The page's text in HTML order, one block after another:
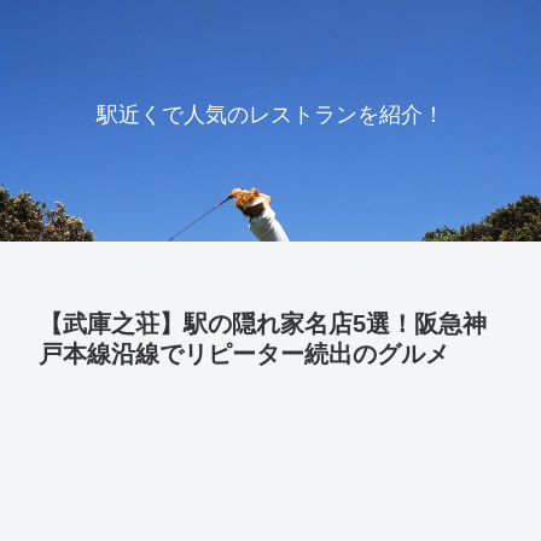
駅近くで人気のレストランを紹介！
【武庫之荘】駅の隠れ家名店5選！阪急神
戸本線沿線でリピーター続出のグルメ